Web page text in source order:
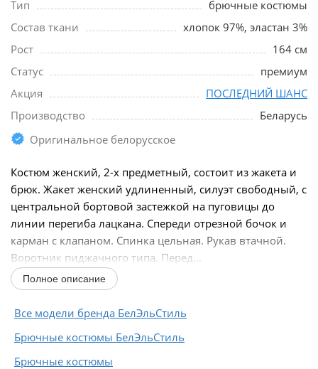
Тип
брючные костюмы
Состав ткани
хлопок 97%, эластан 3%
Рост
164 см
Статус
премиум
Акция
ПОСЛЕДНИЙ ШАНС
Производство
Беларусь
Оригинальное белорусское
Костюм женский, 2-х предметный, состоит из жакета и
брюк. Жакет женский удлиненный, силуэт свободный, с
центральной бортовой застежкой на пуговицы до
линии перегиба лацкана. Спереди отрезной бочок и
карман с клапаном. Спинка цельная. Рукав втачной.
Воротник пиджачного типа. Перед...
Полное описание
Все модели бренда БелЭльСтиль
Брючные костюмы БелЭльСтиль
Брючные костюмы